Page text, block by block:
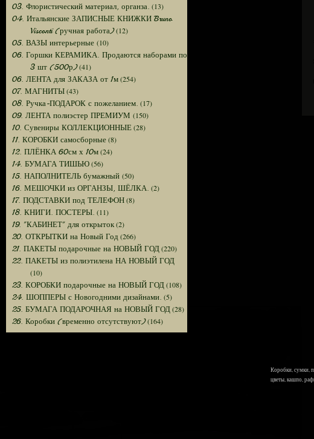
03. Флористический материал, органза. (13)
04. Итальянские ЗАПИСНЫЕ КНИЖКИ Bruno
Visconti (ручная работа)(12)
05. ВАЗЫ интерьерные (10)
06. Горшки КЕРАМИКА. Продаются наборами по
3 шт (500р)(41)
06. ЛЕНТА для ЗАКАЗА от 1м(254)
07. МАГНИТЫ(43)
08. Ручка-ПОДАРОК с пожеланием. (17)
09. ЛЕНТА полиэстер ПРЕМИУМ (150)
10. Сувениры КОЛЛЕКЦИОННЫЕ(28)
11. КОРОБКИ самосборные(8)
12. ПЛЁНКА 60см х 10м(24)
14. БУМАГА ТИШЬЮ(56)
15. НАПОЛНИТЕЛЬ бумажный (50)
16. МЕШОЧКИ из ОРГАНЗЫ, ШЁЛКА. (2)
17. ПОДСТАВКИ под ТЕЛЕФОН(8)
18. КНИГИ. ПОСТЕРЫ. (11)
19. "КАБИНЕТ" для открыток(2)
20. ОТКРЫТКИ на Новый Год (266)
21. ПАКЕТЫ подарочные на НОВЫЙ ГОД(220)
22. ПАКЕТЫ из полиэтилена НА НОВЫЙ ГОД
(10)
23. КОРОБКИ подарочные на НОВЫЙ ГОД(108)
24. ШОППЕРЫ с Новогодними дизайнами. (5)
25. БУМАГА ПОДАРОЧНАЯ на НОВЫЙ ГОД(28)
26. Коробки (временно отсутствуют)(164)
Коробки, сумки,
цветы, кашпо,